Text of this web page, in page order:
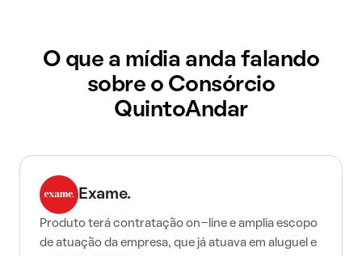
O que a mídia anda falando
sobre o Consórcio
QuintoAndar
Exame.
Produto terá contratação on-line e amplia escopo
de atuação da empresa, que já atuava em aluguel e